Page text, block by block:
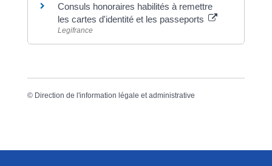
Consuls honoraires habilités à remettre
les cartes d'identité et les passeports
Legifrance
© Direction de l'information légale et administrative